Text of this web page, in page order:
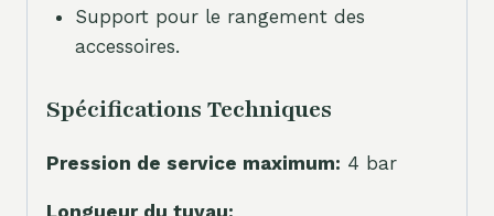
Support pour le rangement des
accessoires.
Spécifications Techniques
Pression de service maximum: 4 bar
Longueur du tuyau: